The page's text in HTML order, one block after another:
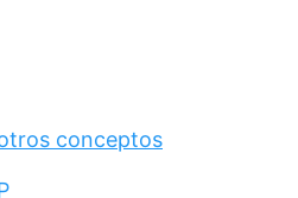
conceptos